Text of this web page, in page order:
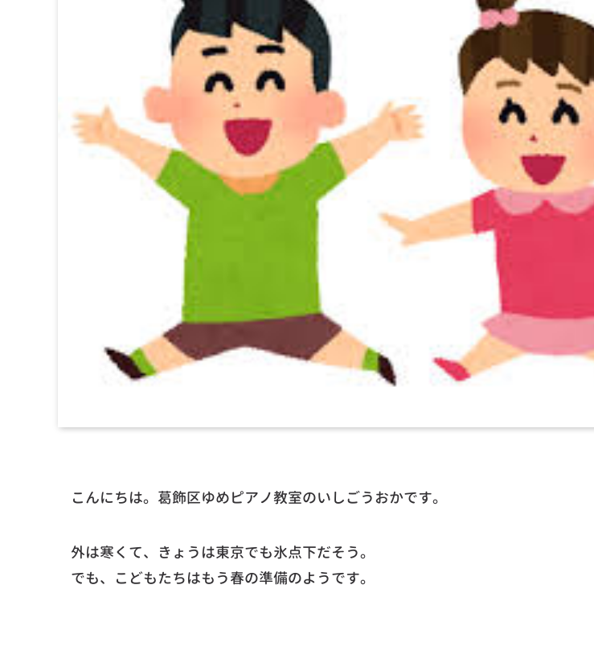
こんにちは。葛飾区ゆめピアノ教室のいしごうおかです。
外は寒くて、きょうは東京でも氷点下だそう。
でも、こどもたちはもう春の準備のようです。